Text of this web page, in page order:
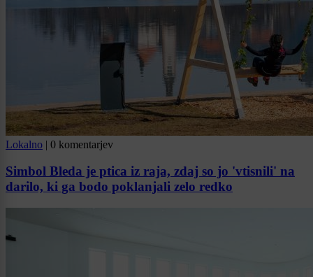
Lokalno | 0 komentarjev
Simbol Bleda je ptica iz raja, zdaj so jo 'vtisnili' na
darilo, ki ga bodo poklanjali zelo redko